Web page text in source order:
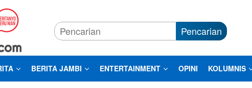
Pencarian
BERITA JAMBI ENTERTAINMENT OPINI KOLUMNIS